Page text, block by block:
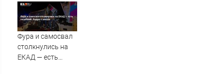
США и России
Фура и самосвал
столкнулись на
ЕКАД — есть